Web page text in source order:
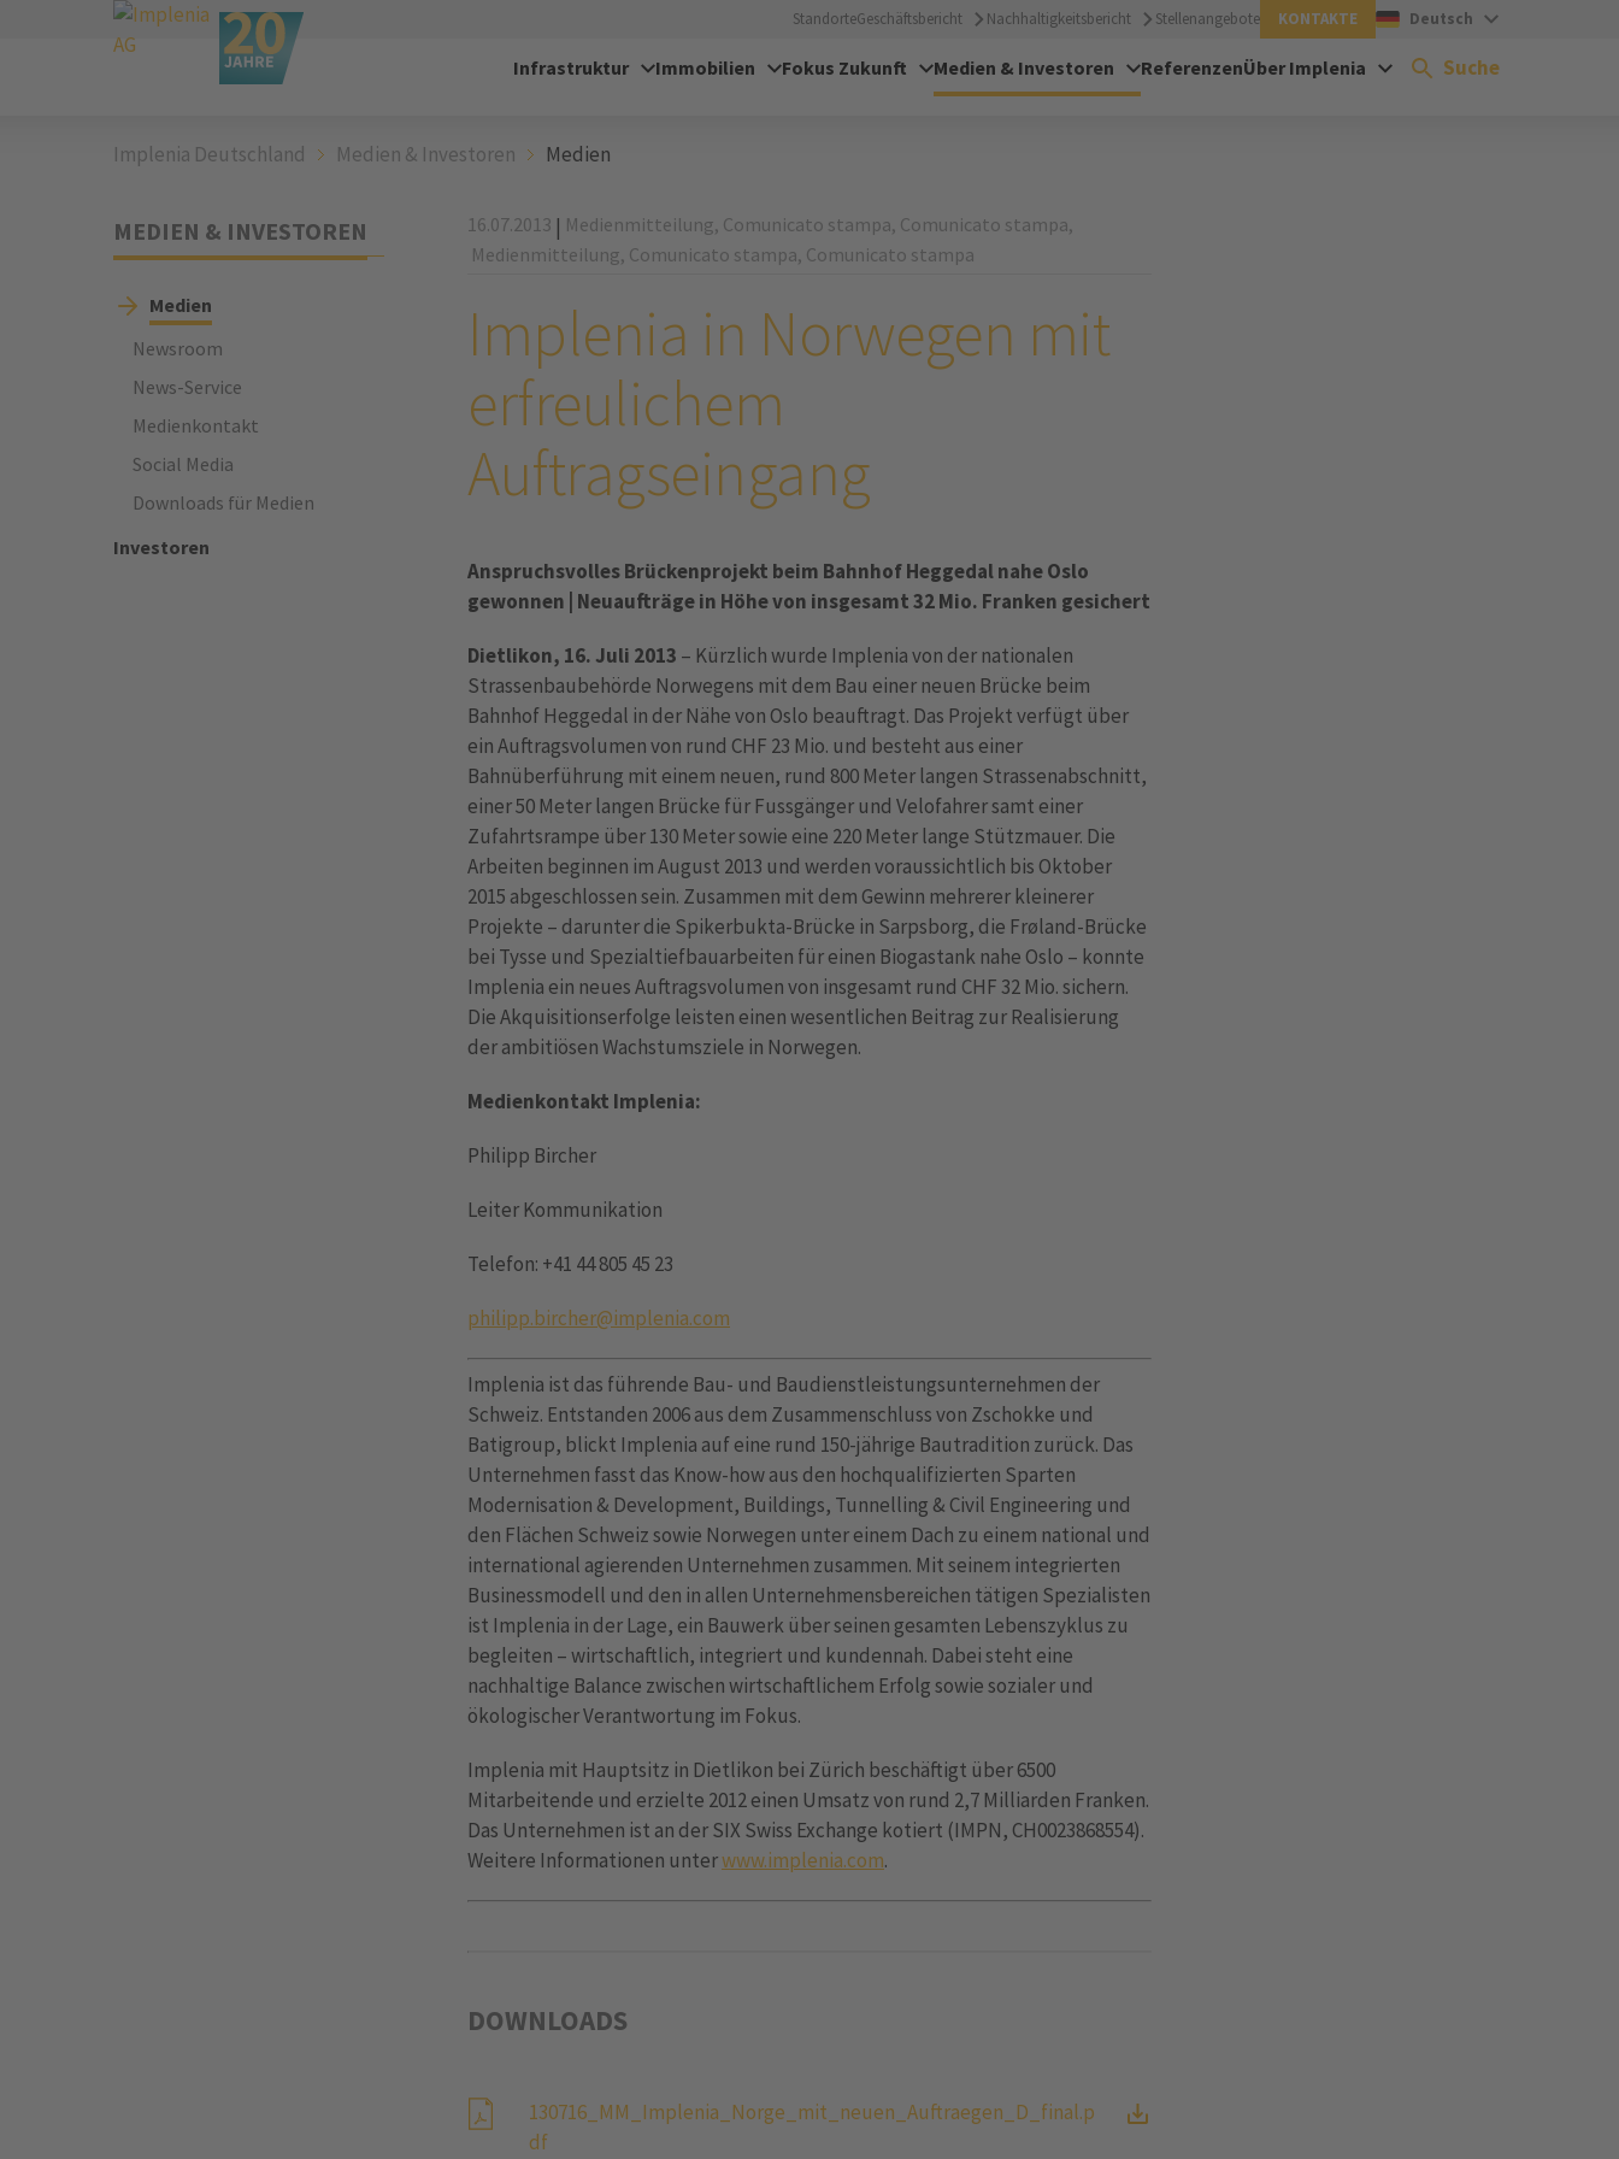
StandorteGeschäftsbericht Nachhaltigkeitsbericht Stellenangebote KONTAKTE Deutsch
Infrastruktur Immobilien Fokus Zukunft Medien & Investoren ReferenzenÜber Implenia Suche
Implenia Deutschland Medien & Investoren Medien
MEDIEN & INVESTOREN
Medien
Newsroom
News-Service
Medienkontakt
Social Media
Downloads für Medien
Investoren
16.07.2013 | Medienmitteilung, Comunicato stampa, Comunicato stampa,
Medienmitteilung, Comunicato stampa, Comunicato stampa
Implenia in Norwegen mit
erfreulichem
Auftragseingang
Anspruchsvolles Brückenprojekt beim Bahnhof Heggedal nahe Oslo
gewonnen | Neuaufträge in Höhe von insgesamt 32 Mio. Franken gesichert
Dietlikon, 16. Juli 2013 – Kürzlich wurde Implenia von der nationalen
Strassenbaubehörde Norwegens mit dem Bau einer neuen Brücke beim
Bahnhof Heggedal in der Nähe von Oslo beauftragt. Das Projekt verfügt über
ein Auftragsvolumen von rund CHF 23 Mio. und besteht aus einer
Bahnüberführung mit einem neuen, rund 800 Meter langen Strassenabschnitt,
einer 50 Meter langen Brücke für Fussgänger und Velofahrer samt einer
Zufahrtsrampe über 130 Meter sowie eine 220 Meter lange Stützmauer. Die
Arbeiten beginnen im August 2013 und werden voraussichtlich bis Oktober
2015 abgeschlossen sein. Zusammen mit dem Gewinn mehrerer kleinerer
Projekte – darunter die Spikerbukta-Brücke in Sarpsborg, die Frøland-Brücke
bei Tysse und Spezialtiefbauarbeiten für einen Biogastank nahe Oslo – konnte
Implenia ein neues Auftragsvolumen von insgesamt rund CHF 32 Mio. sichern.
Die Akquisitionserfolge leisten einen wesentlichen Beitrag zur Realisierung
der ambitiösen Wachstumsziele in Norwegen.
Medienkontakt Implenia:
Philipp Bircher
Leiter Kommunikation
Telefon: +41 44 805 45 23
philipp.bircher@implenia.com
Implenia ist das führende Bau- und Baudienstleistungsunternehmen der
Schweiz. Entstanden 2006 aus dem Zusammenschluss von Zschokke und
Batigroup, blickt Implenia auf eine rund 150-jährige Bautradition zurück. Das
Unternehmen fasst das Know-how aus den hochqualifizierten Sparten
Modernisation & Development, Buildings, Tunnelling & Civil Engineering und
den Flächen Schweiz sowie Norwegen unter einem Dach zu einem national und
international agierenden Unternehmen zusammen. Mit seinem integrierten
Businessmodell und den in allen Unternehmensbereichen tätigen Spezialisten
ist Implenia in der Lage, ein Bauwerk über seinen gesamten Lebenszyklus zu
begleiten – wirtschaftlich, integriert und kundennah. Dabei steht eine
nachhaltige Balance zwischen wirtschaftlichem Erfolg sowie sozialer und
ökologischer Verantwortung im Fokus.
Implenia mit Hauptsitz in Dietlikon bei Zürich beschäftigt über 6500
Mitarbeitende und erzielte 2012 einen Umsatz von rund 2,7 Milliarden Franken.
Das Unternehmen ist an der SIX Swiss Exchange kotiert (IMPN, CH0023868554).
Weitere Informationen unterwww.implenia.com.
DOWNLOADS
130716_MM_Implenia_Norge_mit_neuen_Auftraegen_D_final.p
df